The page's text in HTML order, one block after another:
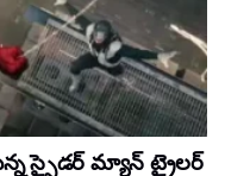
స్పైడర్ మ్యాన్ ట్రైలర్